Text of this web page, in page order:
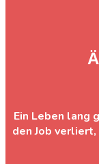
Ein Leben lang
den Job